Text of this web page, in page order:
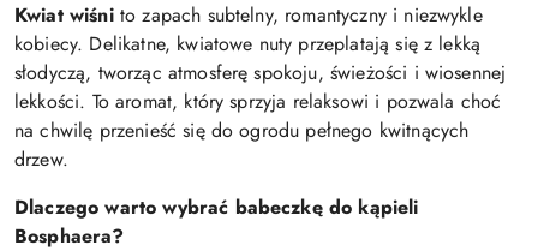
Kwiat wiśnito zapach subtelny, romantyczny i niezwykle
kobiecy. Delikatne, kwiatowe nuty przeplatają się z lekką
słodyczą, tworząc atmosferę spokoju, świeżości i wiosennej
lekkości. To aromat, który sprzyja relaksowi i pozwala choć
na chwilę przenieść się do ogrodu pełnego kwitnących
drzew.
Dlaczego warto wybrać babeczkę do kąpieli
Bosphaera?